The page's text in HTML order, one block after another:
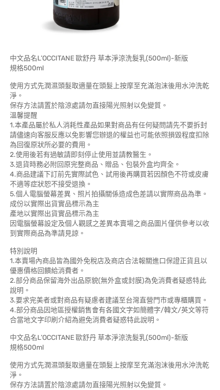
中文品名L’OCCITANE 歐舒丹 草本淨涼洗髮乳(500ml)-新版
規格500ml
使用方式先潤濕頭髮取適量在頭髮上按摩至充滿泡沫後用水沖洗乾
淨。
保存方法請置於陰涼處請勿直接陽光照射以免變質。
溫馨提醒
1.本產品屬於私人消耗性產品如果對商品有任何疑問請先不要拆封
請儘速向客服反應以免影響您辦退的權益也可能依照損毀程度扣除
為回復原狀所必要的費用。
2.使用後若有過敏請即刻停止使用並請教醫生。
3.退貨時務必附回原完整商品、贈品、包裝外盒均齊全。
4.商品建議下訂前先實際試色、試用後再購買若因顏色不符或皮膚
不適等症狀恕不接受退換。
5.個人電腦螢幕差異、照片拍攝關係造成色差請以實際商品為準。
成份以實際出貨實品標示為主
產地以實際出貨實品標示為主
因電腦螢幕設定及個人觀感之差異本賣場之商品圖片僅供參考以收
到實際商品為準請見諒。
特別說明
1.本賣場內商品皆為國外免稅店及商店合法報關進口保證正貨且以
優惠價格回饋給消費者。
2.部分商品保留海外出品原貌(無外盒或封膜)為免消費者疑惑特此
說明。
3.要求完美者或對商品有疑慮者建議至台灣直營門市或專櫃購買。
4.部分商品因地區授權銷售會有各國文字如簡體字/韓文/英文等符
合當地文字印刷介紹為避免消費者疑惑特此說明。
中文品名L’OCCITANE 歐舒丹 草本淨涼洗髮乳(500ml)-新版
規格500ml
使用方式先潤濕頭髮取適量在頭髮上按摩至充滿泡沫後用水沖洗乾
淨。
保存方法請置於陰涼處請勿直接陽光照射以免變質。